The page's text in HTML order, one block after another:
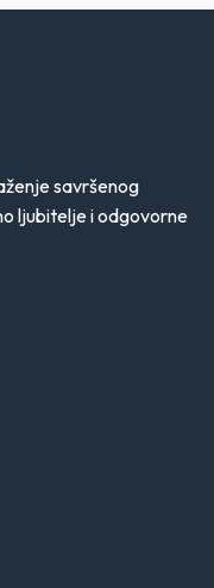
savršenog
ljubitelje i odgovorne